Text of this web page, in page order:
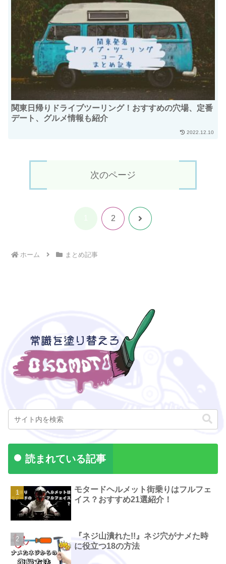
関東日帰りドライブツーリング！おすすめの穴場、定番
デート、グルメ情報も紹介
2022.12.10
次のページ
2 次
ホーム まとめ記事
読まれている記事
モタードヘルメット街乗りはフルフェ
イス？おすすめ21選紹介！
『ネジ山潰れた!!』ネジ穴がナメた時
に役立つ18の方法